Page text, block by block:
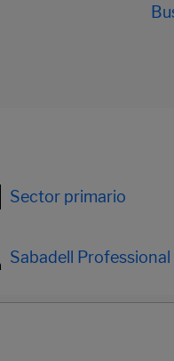
Sector primario
Sabadell Professional